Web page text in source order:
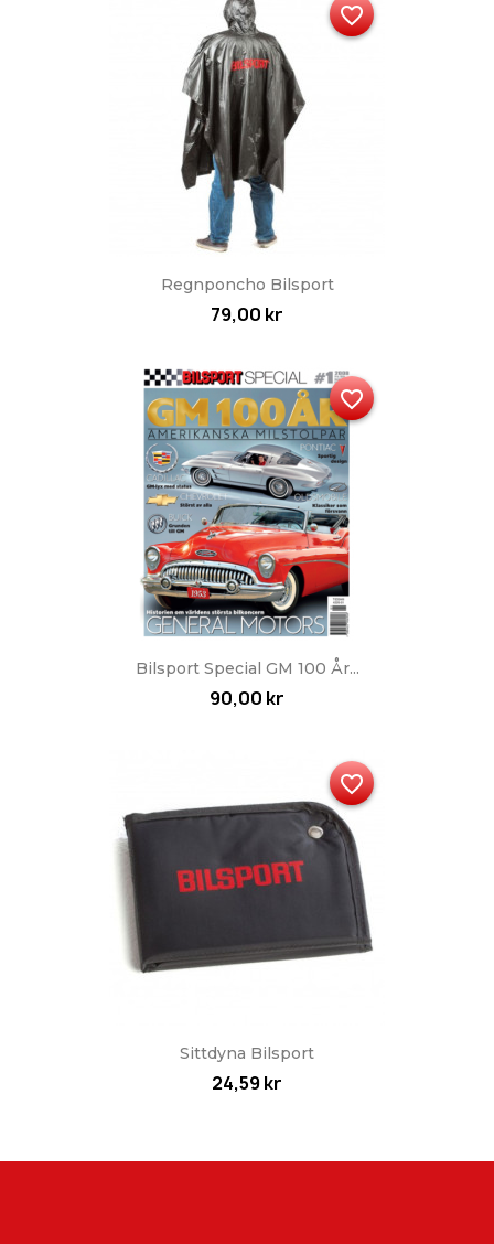
Regnponcho Bilsport
79,00 kr
favorite_border
Bilsport Special GM 100 År...
90,00 kr
favorite_border
Sittdyna Bilsport
24,59 kr
favorite_border